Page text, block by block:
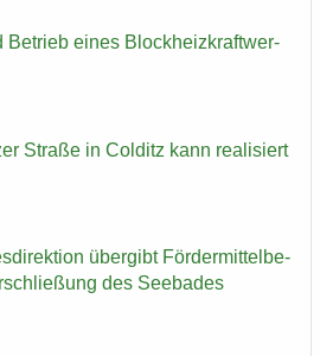
Be­trieb eines Block­heiz­kraft­wer­
Stra­ße in Col­ditz kann rea­li­siert
über­gibt För­der­mit­tel­be­
des See­ba­des